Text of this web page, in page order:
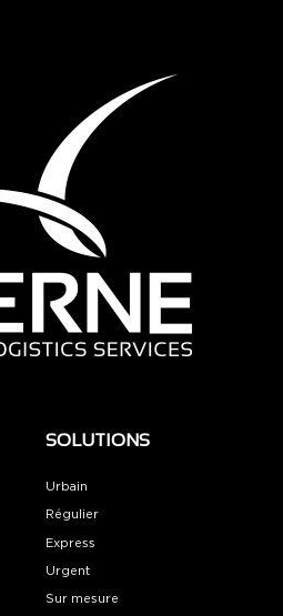
SOLUTIONS
Urbain
Régulier
Express
Urgent
Sur mesure